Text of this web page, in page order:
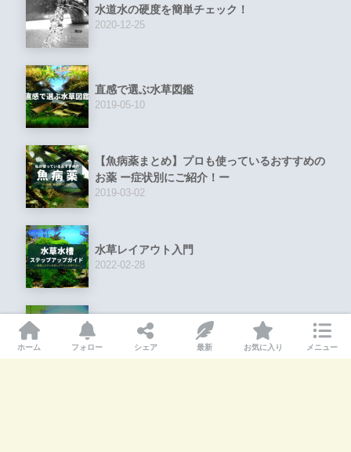
水道水の硬度を簡単チェック！
2020-12-25
直感で選ぶ水草図鑑
2019-05-10
【魚病薬まとめ】プロも使っているおすすめの
お薬 ー症状別にご紹介！ー
2019-03-02
水草レイアウト入門
2022-02-28
【30秒診断】水草が育たない原因を簡単チェ
ック！
2020-11-19
ホーム フォロー シェア 最新 お気に入り メニュー